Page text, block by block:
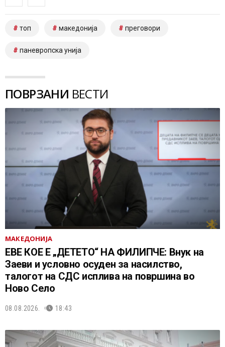
топ македонија преговори
паневропска унија
ПОВРЗАНИ ВЕСТИ
МАКЕДОНИЈА
ЕВЕ КОЕ Е „ДЕТЕТО“ НА ФИЛИПЧЕ: Внук на
Заеви и условно осуден за насилство,
талогот на СДС исплива на површина во
Ново Село
08.08.2026. 18:43